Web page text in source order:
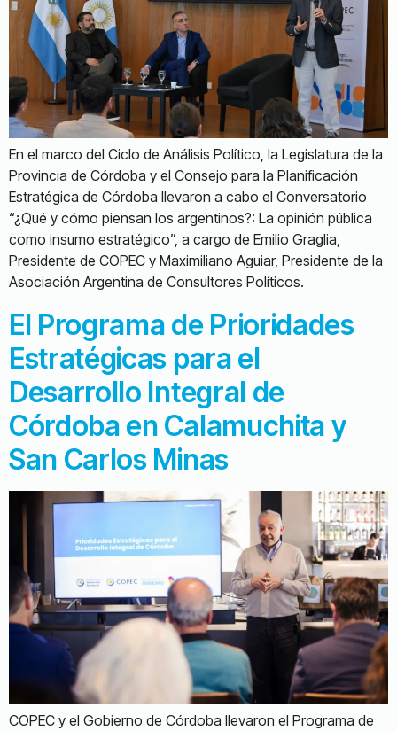
En el marco del Ciclo de Análisis Político, la Legislatura de la
Provincia de Córdoba y el Consejo para la Planificación
Estratégica de Córdoba llevaron a cabo el Conversatorio
“¿Qué y cómo piensan los argentinos?: La opinión pública
como insumo estratégico”, a cargo de Emilio Graglia,
Presidente de COPEC y Maximiliano Aguiar, Presidente de la
Asociación Argentina de Consultores Políticos.
El Programa de Prioridades
Estratégicas para el
Desarrollo Integral de
Córdoba en Calamuchita y
San Carlos Minas
COPEC y el Gobierno de Córdoba llevaron el Programa de